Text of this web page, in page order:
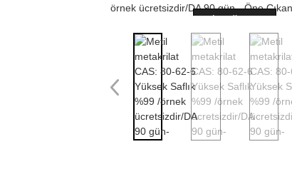
Loading...